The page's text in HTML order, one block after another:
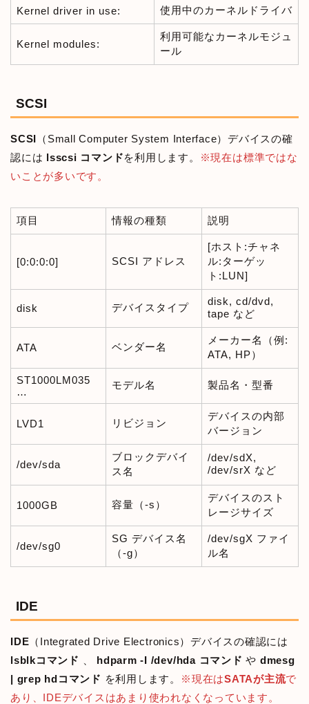
Kernel driver in use: 使用中のカーネルドライバ
Kernel modules:
利用可能なカーネルモジュ
ール
SCSI
SCSI （Small Computer System Interface）デバイスの確
認には lsscsi コマンドを利用します。
※現在は標準ではな
いことが多いです。
項目 情報の種類 説明
[0:0:0:0] SCSI アドレス
[ホスト:チャネ
ル:ターゲッ
ト:LUN]
disk デバイスタイプ
disk, cd/dvd,
tape など
ATA ベンダー名
メーカー名（例:
ATA, HP）
ST1000LM035
…
モデル名 製品名・型番
LVD1 リビジョン
デバイスの内部
バージョン
/dev/sda
ブロックデバイ
ス名
/dev/sdX,
/dev/srX など
1000GB 容量（-s）
デバイスのスト
レージサイズ
/dev/sg0
SG デバイス名
（-g）
/dev/sgX ファイ
ル名
IDE
IDE （Integrated Drive Electronics）デバイスの確認には
lsblkコマンド
hdparm -I /dev/hda コマンド や dmesg
| grep hdコマンド を利用します。 ※現在はSATAが主流で
あり、IDEデバイスはあまり使われなくなっています。